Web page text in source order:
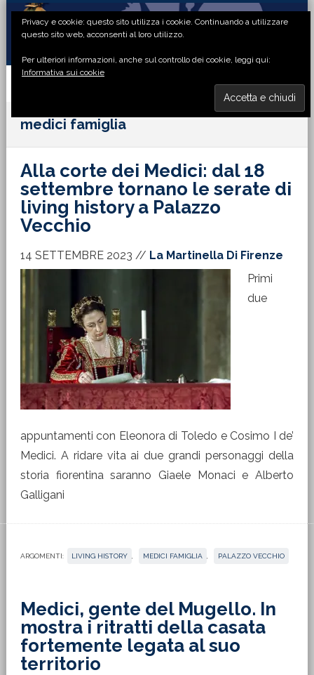
Passa
primaria
Passa
principale
Passa
laterale
Passa
di
medici famiglia
Alla corte dei Medici: dal 18
settembre tornano le serate di
living history a Palazzo
Vecchio
14 SETTEMBRE 2023 // La Martinella Di Firenze
Primi
due
appuntamenti con Eleonora di Toledo e Cosimo I de’
Medici. A ridare vita ai due grandi personaggi della
storia fiorentina saranno Giaele Monaci e Alberto
Galligani
ARGOMENTI: LIVING HISTORY MEDICI FAMIGLIA PALAZZO VECCHIO
Medici, gente del Mugello. In
mostra i ritratti della casata
fortemente legata al suo
territorio
Privacy e cookie: questo sito utilizza i cookie. Continuando a utilizzare
questo sito web, acconsenti al loro utilizzo.
Per ulteriori informazioni, anche sul controllo dei cookie, leggi qui:
Informativa sui cookie